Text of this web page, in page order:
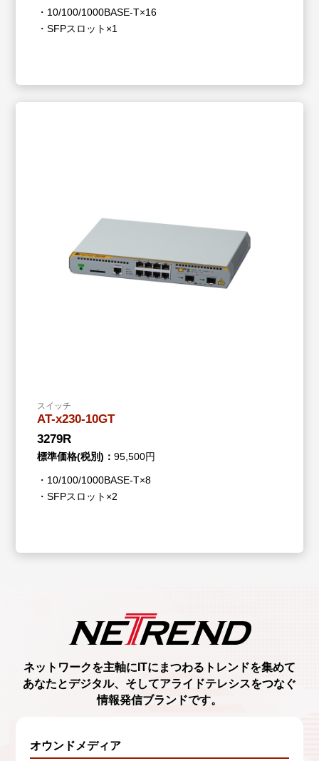
・10/100/1000BASE-T×16
・SFPスロット×1
スイッチ
AT-x230-10GT
3279R
標準価格(税別)：95,500円
・10/100/1000BASE-T×8
・SFPスロット×2
ネットワークを主軸に ITにまつわるトレンドを集めて
あなたとデジタル、 そしてアライドテレシスをつなぐ
情報発信ブランドです。
オウンドメディア